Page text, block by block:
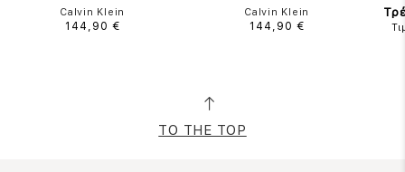
Calvin Klein
144,90 €
Calvin Klein
144,90 €
TO THE TOP